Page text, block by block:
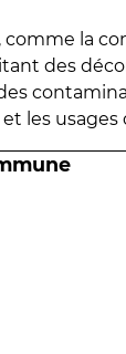
la
des
les usages